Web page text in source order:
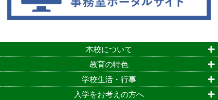
本校について
教育の特色
学校生活・行事
入学をお考えの方へ